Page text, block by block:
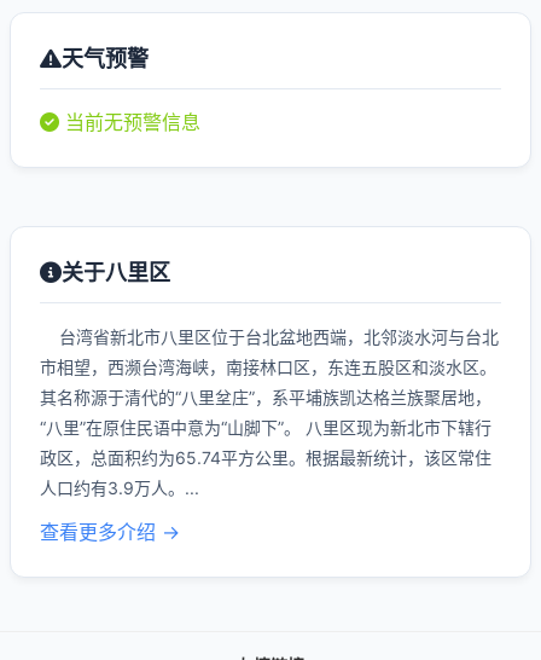
天气预警
当前无预警信息
关于八里区
台湾省新北市八里区位于台北盆地西端，北邻淡水河与台北
市相望，西濒台湾海峡，南接林口区，东连五股区和淡水区。
其名称源于清代的“八里坌庄”，系平埔族凯达格兰族聚居地，
“八里”在原住民语中意为“山脚下”。 八里区现为新北市下辖行
政区，总面积约为65.74平方公里。根据最新统计，该区常住
人口约有3.9万人。...
查看更多介绍 →